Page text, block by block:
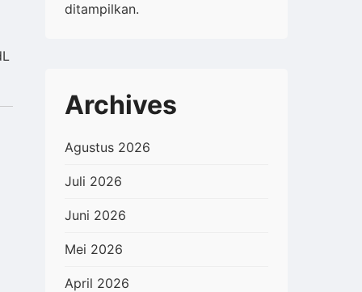
ditampilkan.
Archives
Agustus 2026
Juli 2026
Juni 2026
Mei 2026
April 2026